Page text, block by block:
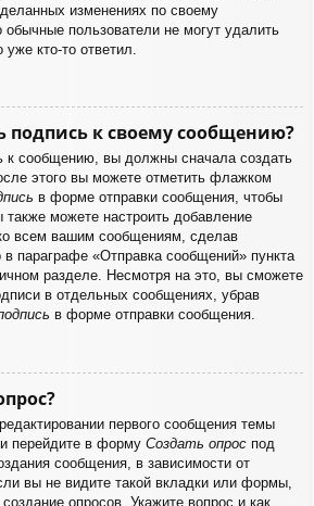
изменениях по своему
пользователи не могут удалить
кто-то ответил.
подпись к своему сообщению?
к сообщению, вы должны сначала создать
этого вы можете отметить флажком
в форме отправки сообщения, чтобы
можете настроить добавление
всем вашим сообщениям, сделав
параграфе «Отправка сообщений» пункта
разделе. Несмотря на это, вы сможете
в отдельных сообщениях, убрав
в форме отправки сообщения.
первого сообщения темы
перейдите в форму Создать опрос под
сообщения, в зависимости от
вы не видите такой вкладки или формы,
опросов. Укажите вопрос и как